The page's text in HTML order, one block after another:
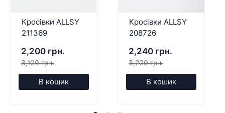
Кросівки ALLSY
211369
2,200 грн.
3,100 грн.
В кошик
Кросівки ALLSY
208726
2,240 грн.
3,200 грн.
В кошик